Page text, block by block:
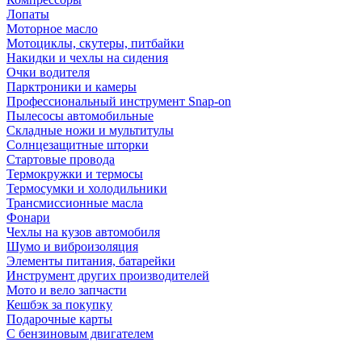
Лопаты
Моторное масло
Мотоциклы, скутеры, питбайки
Накидки и чехлы на сидения
Очки водителя
Парктроники и камеры
Профессиональный инструмент Snap-on
Пылесосы автомобильные
Складные ножи и мультитулы
Солнцезащитные шторки
Стартовые провода
Термокружки и термосы
Термосумки и холодильники
Трансмиссионные масла
Фонари
Чехлы на кузов автомобиля
Шумо и виброизоляция
Элементы питания, батарейки
Инструмент других производителей
Мото и вело запчасти
Кешбэк за покупку
Подарочные карты
С бензиновым двигателем